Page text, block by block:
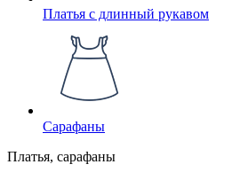
Платья с длинный рукавом
Сарафаны
Платья, сарафаны